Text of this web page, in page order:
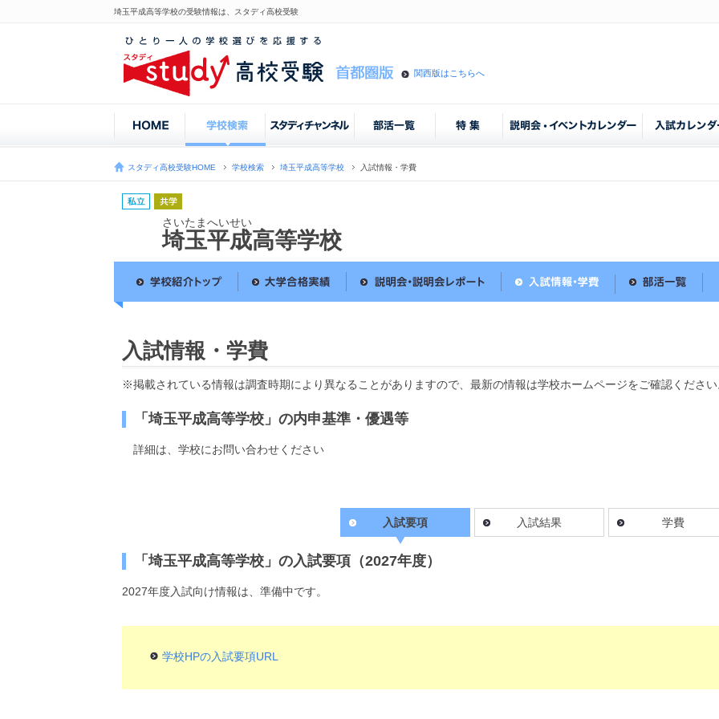
埼玉平成高等学校の受験情報は、スタディ高校受験
関西版はこちらへ
スタディ高校受験HOME 学校検索 埼玉平成高等学校 入試情報・学費
さいたまへいせい
埼玉平成高等学校
入試情報・学費
※掲載されている情報は調査時期により異なることがありますので、最新の情報は学校ホームページをご確認くださ
「埼玉平成高等学校」の内申基準・優遇等
詳細は、学校にお問い合わせください
入試要項 入試結果 学費
「埼玉平成高等学校」の入試要項（2027年度）
2027年度入試向け情報は、準備中です。
学校HPの入試要項URL